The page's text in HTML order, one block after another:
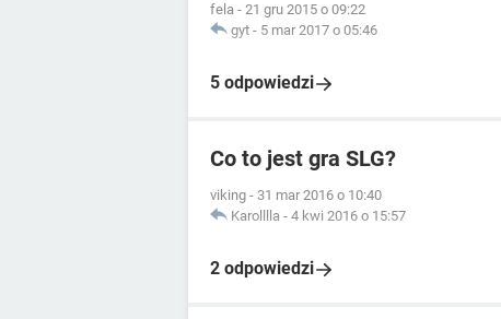
fela - 21 gru 2015 o 09:22
gyt - 5 mar 2017 o 05:46
5 odpowiedzi
Co to jest gra SLG?
viking - 31 mar 2016 o 10:40
Karolllla - 4 kwi 2016 o 15:57
2 odpowiedzi